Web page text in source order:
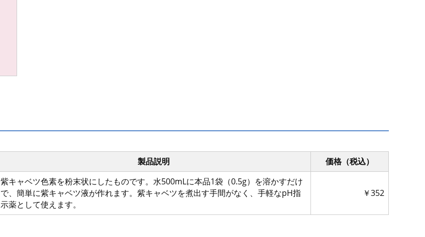
製品説明 価格（税込）
紫キャベツ色素を粉末状にしたものです。水500mLに本品1袋（0.5g）を溶かすだけ
で、簡単に紫キャベツ液が作れます。紫キャベツを煮出す手間がなく、手軽なpH指
示薬として使えます。
￥352